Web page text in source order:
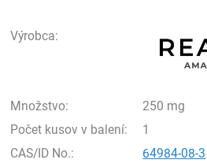
Výrobca:
Množstvo:
250 mg
Počet kusov v balení:
1
CAS/ID No.:
64984-08-3